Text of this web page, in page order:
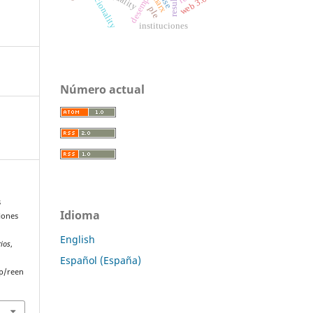
,
reen
racionality instituciones
ple web 3.0
Número actual
Idioma
English
Español (España)